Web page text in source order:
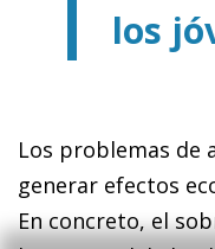
los
Los problemas de
generar efectos
En concreto, el